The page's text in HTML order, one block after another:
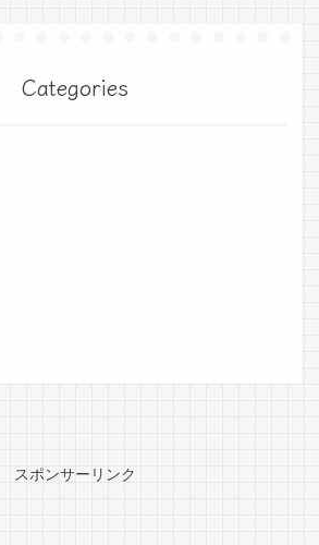
Categories
スポンサーリンク